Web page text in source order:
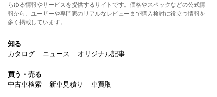
らゆる情報やサービスを提供するサイトです。価格やスペックなどの公式情
報から、ユーザーや専門家のリアルなレビューまで購入検討に役立つ情報を
多く掲載しています。
知る
カタログ
ニュース オリジナル記事
買う・売る
中古車検索
新車見積り 車買取